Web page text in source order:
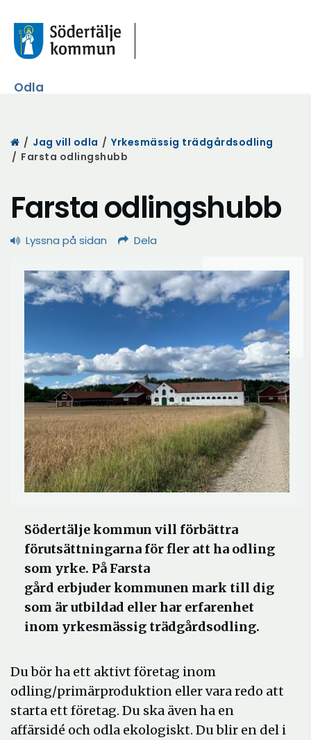
Odla
Start
/ Jag vill odla / Yrkesmässig trädgårdsodling
/ Farsta odlingshubb
Farsta odlingshubb
Lyssna på sidan Dela
Södertälje kommun vill förbättra
förutsättningarna för fler att ha odling
som yrke. På Farsta
gård erbjuder kommunen mark till dig
som är utbildad eller har erfarenhet
inom yrkesmässig trädgårdsodling.
Du bör ha ett aktivt företag inom
odling/primärproduktion eller vara redo att
starta ett företag. Du ska även ha en
affärsidé och odla ekologiskt. Du blir en del i